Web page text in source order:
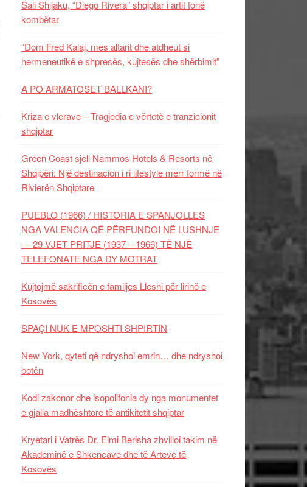
Sali Shijaku, “Diego Rivera” shqiptar i artit tonë
kombëtar
“Dom Fred Kalaj, mes altarit dhe atdheut si
hermeneutikë e shpresës, kujtesës dhe shërbimit”
A PO ARMATOSET BALLKANI?
Kriza e vlerave – Tragjedia e vërtetë e tranzicionit
shqiptar
Green Coast sjell Nammos Hotels & Resorts në
Shqipëri: Një destinacion i ri lifestyle merr formë në
Rivierën Shqiptare
PUEBLO (1966) / HISTORIA E SPANJOLLES
NGA VALENCIA QË PËRFUNDOI NË LUSHNJE
— 29 VJET PRITJE (1937 – 1966) TË NJË
TELEFONATE NGA DY MOTRAT
Kujtojmë sakrificën e familjes Lleshi për lirinë e
Kosovës
SPAÇI NUK E MPOSHTI SHPIRTIN
New York, qyteti që ndryshoi emrin… dhe ndryshoi
botën
Kodi zakonor dhe isopolifonia dy nga monumentet
e gjalla madhështore të antikitetit shqiptar
Kryetari i Vatrës Dr. Elmi Berisha zhvilloi takim në
Akademinë e Shkencave dhe të Arteve të
Kosovës